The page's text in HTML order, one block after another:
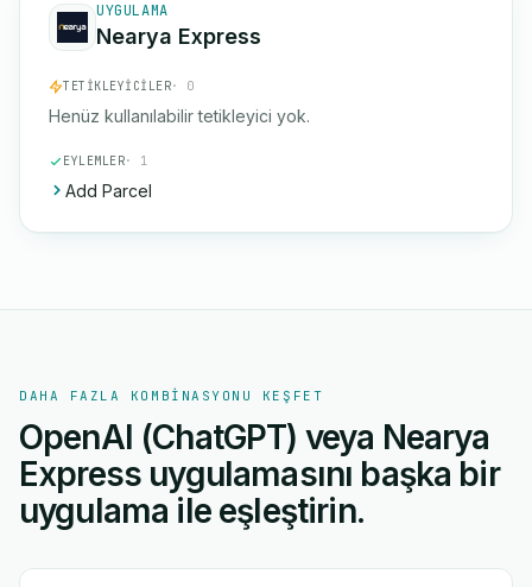
UYGULAMA
Nearya Express
TETIKLEYICILER· 0
Henüz kullanılabilir tetikleyici yok.
EYLEMLER· 1
Add Parcel
DAHA FAZLA KOMBINASYONU KEŞFET
OpenAI (ChatGPT) veya Nearya
Express uygulamasını başka bir
uygulama ile eşleştirin.